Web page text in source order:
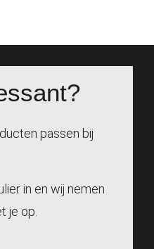
passen bij
in en wij nemen
je op.